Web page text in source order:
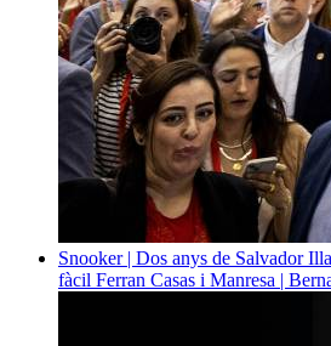
Snooker | Dos anys de Salvador
fàcil Ferran Casas i Manresa |